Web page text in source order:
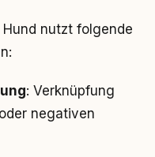
nutzt folgende
: Verknüpfung
negativen